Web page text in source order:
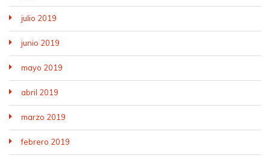
julio 2019
junio 2019
mayo 2019
abril 2019
marzo 2019
febrero 2019